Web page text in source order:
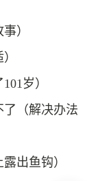
）
岁）
了（解决办法
出鱼钩）